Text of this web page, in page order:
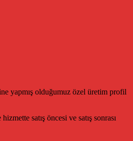
yapmış olduğumuz özel üretim profil
satış öncesi ve satış sonrası